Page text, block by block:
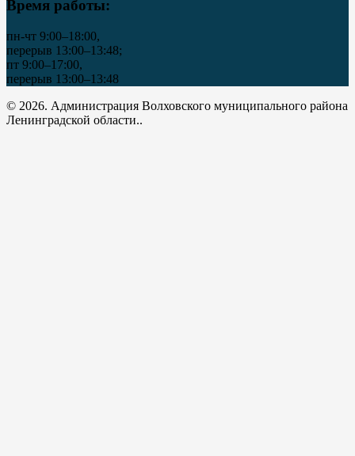
Время работы:
пн-чт 9:00–18:00,
перерыв 13:00–13:48;
пт 9:00–17:00,
перерыв 13:00–13:48
© 2026. Администрация Волховского муниципального района
Ленинградской области..